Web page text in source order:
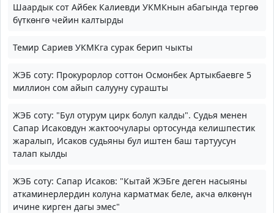
Шаардык сот Айбек Калиевди УКМКнын абагында тергөө
бүткөнгө чейин калтырды
Темир Сариев УКМКга сурак берип чыкты
ЖЭБ соту: Прокурорлор соттон Осмонбек Артыкбаевге 5
миллион сом айып салууну сурашты
ЖЭБ соту: "Бул отурум цирк болуп калды". Судья менен
Сапар Исаковдун жактоочулары ортосунда келишпестик
жаралып, Исаков судьяны бул иштен баш тартуусун
талап кылды
ЖЭБ соту: Сапар Исаков: "Кытай ЖЭБге деген насыяны
аткаминерлердин колуна карматмак беле, акча өлкөнүн
ичине кирген дагы эмес"